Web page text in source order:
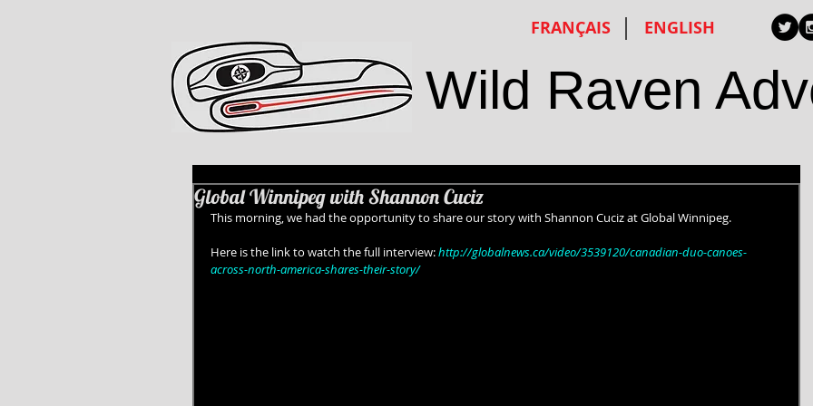
FRANÇAIS ENGLISH
Wild Raven
Global Winnipeg with Shannon Cuciz
This morning, we had the opportunity to share our story with Shannon Cuciz at Global Winnipeg.
Here is the link to watch the full interview: http://globalnews.ca/video/3539120/canadian-duo-canoes-
across-north-america-shares-their-story/